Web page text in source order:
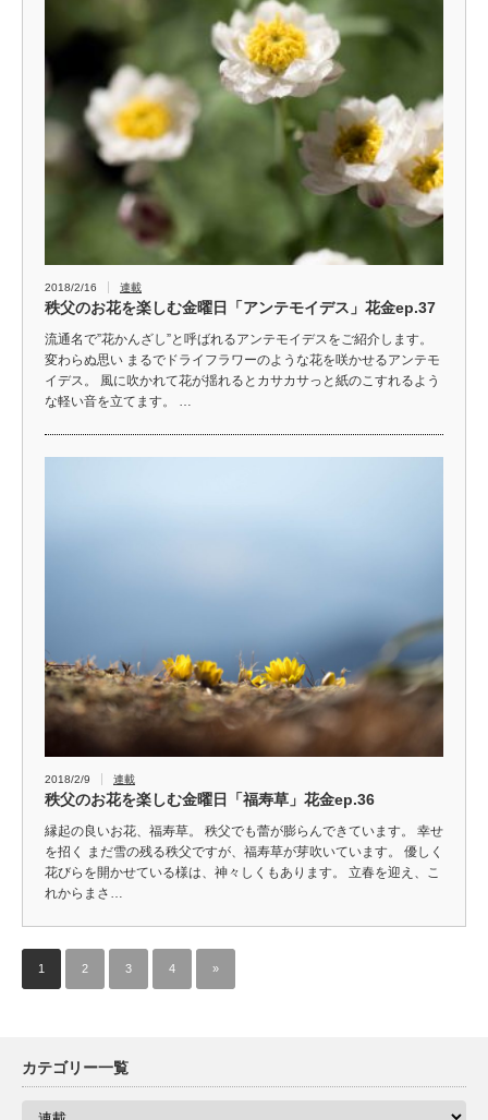
2018/2/16 連載
秩父のお花を楽しむ金曜日「アンテモイデス」花金ep.37
流通名で”花かんざし”と呼ばれるアンテモイデスをご紹介します。
変わらぬ思い まるでドライフラワーのような花を咲かせるアンテモ
イデス。 風に吹かれて花が揺れるとカサカサっと紙のこすれるよう
な軽い音を立てます。 …
2018/2/9 連載
秩父のお花を楽しむ金曜日「福寿草」花金ep.36
縁起の良いお花、福寿草。 秩父でも蕾が膨らんできています。 幸せ
を招く まだ雪の残る秩父ですが、福寿草が芽吹いています。 優しく
花びらを開かせている様は、神々しくもあります。 立春を迎え、こ
れからまさ…
1 2 3 4 »
カテゴリー一覧